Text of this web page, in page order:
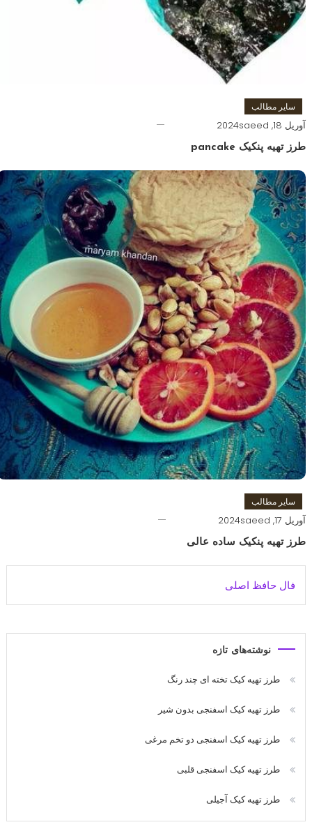
سایر مطالب
آوریل 18, 2024 saeed
طرز تهیه پنکیک pancake
سایر مطالب
آوریل 17, 2024 saeed
طرز تهیه پنکیک ساده عالی
فال حافظ اصلی
نوشته‌های تازه
طرز تهیه کیک تخته ای چند رنگ
طرز تهیه کیک اسفنجی بدون شیر
طرز تهیه کیک اسفنجی دو تخم مرغی
طرز تهیه کیک اسفنجی قلبی
طرز تهیه کیک آجیلی